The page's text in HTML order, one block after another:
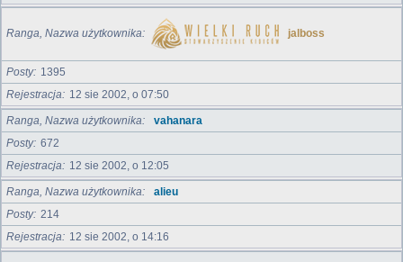
Ranga, Nazwa użytkownika jalboss
Posty
1395
Rejestracja
12 sie 2002, o 07:50
Ranga, Nazwa użytkownika
vahanara
Posty 672
Rejestracja
12 sie 2002, o 12:05
Ranga, Nazwa użytkownika
alieu
Posty 214
Rejestracja
12 sie 2002, o 14:16